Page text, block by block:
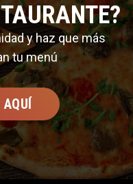
y haz que más
tu menú